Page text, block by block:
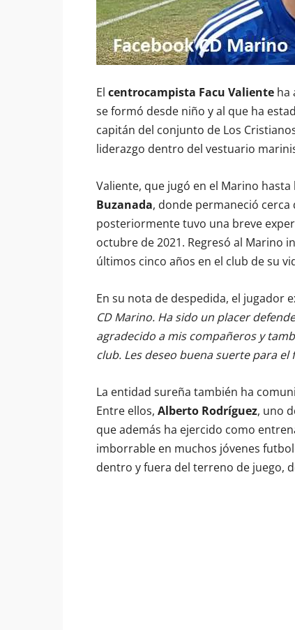
El centrocampista Facu Valiente ha
se formó desde niño y al que ha
capitán del conjunto de Los
liderazgo dentro del vestuario
Valiente, que jugó en el Marino
Buzanada, donde permaneció
posteriormente tuvo una breve
octubre de 2021. Regresó al Marino
últimos cinco años en el club de su
En su nota de despedida, el jugador
CD Marino. Ha sido un placer
agradecido a mis compañeros y
club. Les deseo buena suerte para el
La entidad sureña también ha
Entre ellos, Alberto Rodríguez, uno
que además ha ejercido como
imborrable en muchos jóvenes
dentro y fuera del terreno de juego,